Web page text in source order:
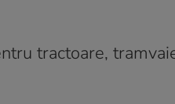
tractoare,